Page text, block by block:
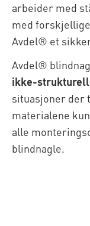
arbeider med
med
Avdel® et
Avdel®
ikke-
situasjoner der
materialene
alle
blindnagle.